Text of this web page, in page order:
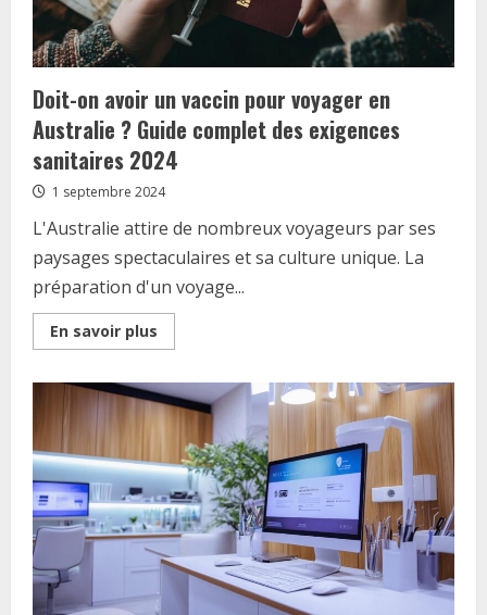
Doit-on avoir un vaccin pour voyager en
Australie ? Guide complet des exigences
sanitaires 2024
1 septembre 2024
L'Australie attire de nombreux voyageurs par ses
paysages spectaculaires et sa culture unique. La
préparation d'un voyage...
En savoir plus
more
on
avoir
un
pour
voyager
en
Australie
?
Guide
complet
des
exigences
sanitaires
2024